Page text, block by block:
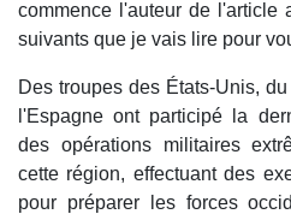
commence l'auteur de l'article
suivants que je vais lire pour
Des troupes des États-Unis,
l'Espagne ont participé la
des opérations militaires
cette région, effectuant des
pour préparer les forces